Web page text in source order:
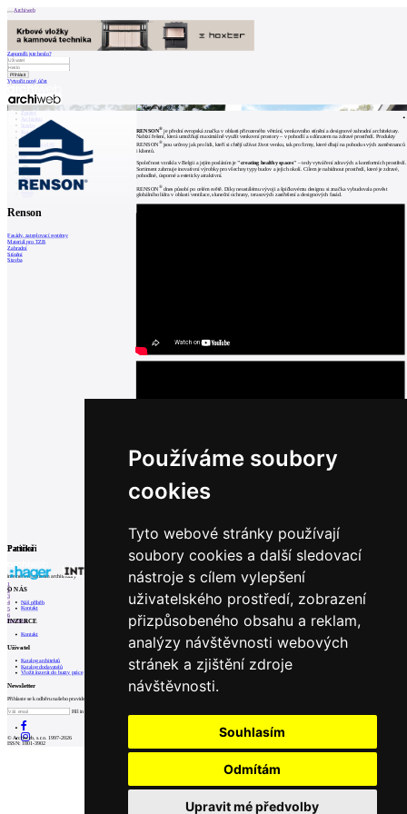
Používáme soubory
cookies
Tyto webové stránky používají
soubory cookies a další sledovací
nástroje s cílem vylepšení
uživatelského prostředí, zobrazení
přizpůsobeného obsahu a reklam,
analýzy návštěvnosti webových
stránek a zjištění zdroje
návštěvnosti.
Souhlasím
Odmítám
Upravit mé předvolby
Archiweb
Zapoměli jste heslo?
Vytvořit nový účet
Zprávy
Architekti
Stavby
Katalog
E-shop
en
Renson
Fasády, zateplovací systémy
Materiál pro TZB
Zahradní
Stínění
Stavba
RENSON®je přední evropská značka v oblasti přirozeného větrání, venkovního stínění a designové zahradní architektury.
Nabízí řešení, která umožňují maximálně využít venkovní prostory – v pohodlí a s důrazem na zdravé prostředí. Produkty
RENSON®jsou určeny jak pro lidi, kteří si chtějí užívat život venku, tak pro firmy, které dbají na pohodu svých zaměstnanců
i klientů.
Společnost vznikla v Belgii a jejím posláním je"creating healthy spaces" – tedy vytváření zdravých a komfortních prostředí.
Sortiment zahrnuje inovativní výrobky pro všechny typy budov a jejich okolí. Cílem je nabídnout prostředí, které je zdravé,
pohodlné, úsporné a esteticky atraktivní.
RENSON®dnes působí po celém světě. Díky neustálému vývoji a špičkovému designu si značka vybudovala pověst
globálního lídra v oblasti ventilace, sluneční ochrany, terasových zastřešení a designových fasád.
Související články
0 01.10.2025 Renson Amani – Prémiová pergola pro venkovní komfort po celý rok
Partneři
1
2
3
4
5
6
PrevNext
Patička
internetové centrum architektury
O NÁS
Náš příběh
Kontakt
INZERCE
Kontakt
Uživatel
Katalog architektů
Katalog dodavatelů
Vložit inzerát do burzy práce
Newsletter
Přihlaste se k odběru našeho pravidelného týdenního newsletteru:
Fill in „nospam“
© Archiweb, s.r.o. 1997-2026
ISSN: 1801-3902